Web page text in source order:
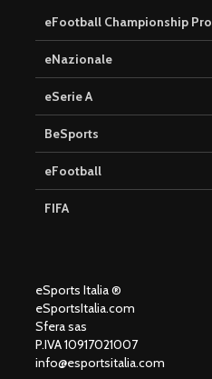
eFootball Championship Pro
eNazionale
eSerie A
BeSports
eFootball
FIFA
eSports Italia ®
eSportsItalia.com
Sfera sas
P.IVA 10917021007
info@esportsitalia.com